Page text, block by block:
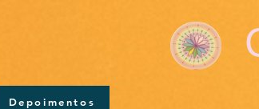
Depoimentos